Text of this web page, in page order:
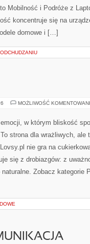
Mobilność i Podróże z
koncentruje się na
domowe i […]
MOŻLIWOŚĆ
emocji, w którym bliskość
strona dla wrażliwych,
nie gra na
się z drobiazgów: z
Zobacz kategorie